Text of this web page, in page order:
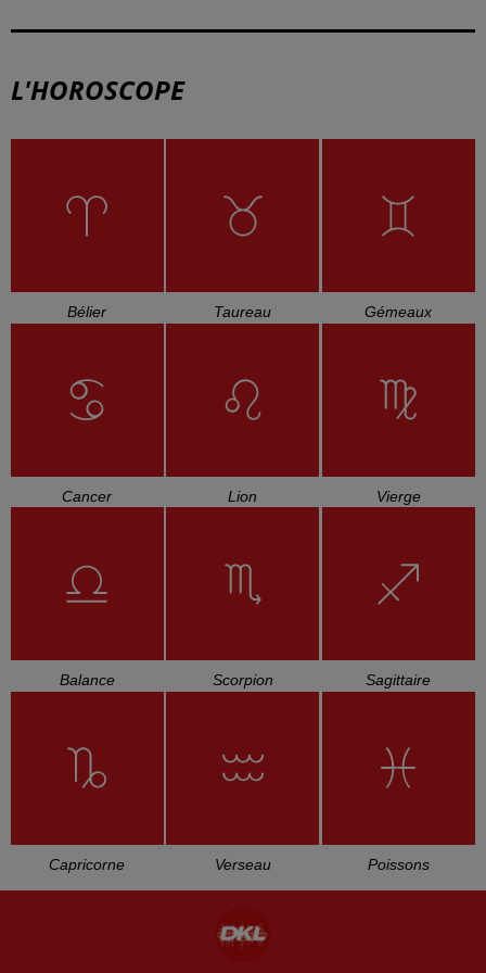
L'HOROSCOPE
Bélier Taureau Gémeaux
Cancer Lion Vierge
Balance Scorpion Sagittaire
Capricorne Verseau Poissons